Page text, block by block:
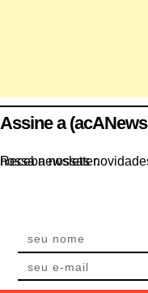
Assine a (acANews
Receba nossas novidades e conteúdos por e-mail. Assine nossa newsletter.